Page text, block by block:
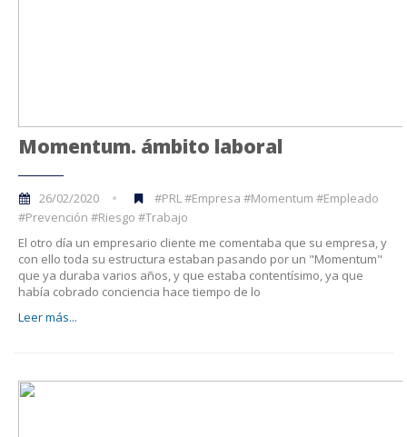
Momentum. ámbito laboral
26/02/2020
#PRL #Empresa #Momentum #Empleado
#Prevención #Riesgo #Trabajo
El otro día un empresario cliente me comentaba que su empresa, y
con ello toda su estructura estaban pasando por un "Momentum"
que ya duraba varios años, y que estaba contentísimo, ya que
había cobrado conciencia hace tiempo de lo
Leer más...